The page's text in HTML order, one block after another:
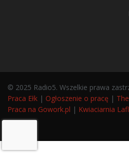
© 2025 Radio5. Wszelkie prawa
Praca Ełk | Ogłoszenie o pracę |
Praca na Gowork.pl | Kwiaciarnia